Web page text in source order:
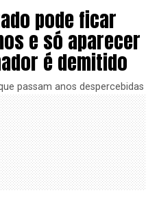
pode ficar
e só aparecer
é demitido
passam anos despercebidas